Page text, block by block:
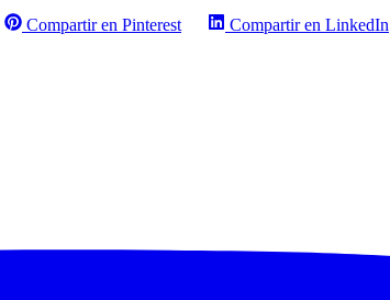
Compartir en Pinterest Compartir en LinkedIn